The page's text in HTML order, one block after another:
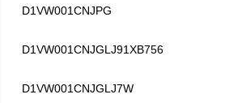
D1VW001CNJPG
D1VW001CNJGLJ91XB756
D1VW001CNJGLJ7W